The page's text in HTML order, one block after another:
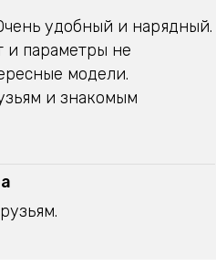
удобный и нарядный.
и параметры не
модели.
и знакомым